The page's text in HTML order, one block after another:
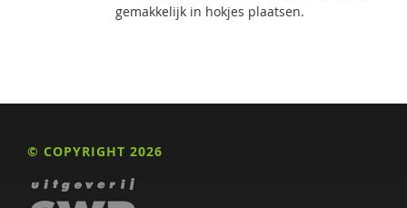
gemakkelijk in hokjes plaatsen.
© COPYRIGHT 2026